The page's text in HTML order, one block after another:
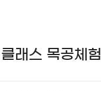
래스 목공체험